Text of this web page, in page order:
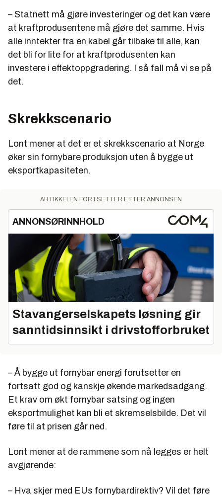
– Statnett må gjøre investeringer og det kan være
at kraftprodusentene må gjøre det samme. Hvis
alle inntekter fra en kabel går tilbake til alle, kan
det bli for lite for at kraftprodusenten kan
investere i effektoppgradering. I så fall må vi se på
det.
Skrekkscenario
Lont mener at det er et skrekkscenario at Norge
øker sin fornybare produksjon uten å bygge ut
eksportkapasiteten.
ARTIKKELEN FORTSETTER ETTER ANNONSEN
ANNONSØRINNHOLD
Stavangerselskapets løsning gir
sanntidsinnsikt i drivstofforbruket
– Å bygge ut fornybar energi forutsetter en
fortsatt god og kanskje økende markedsadgang.
Et krav om økt fornybar satsing og ingen
eksportmulighet kan bli et skremselsbilde. Det vil
føre til at prisen går ned.
Lont mener at de rammene som nå legges er helt
avgjørende:
– Hva skjer med EUs fornybardirektiv? Vil det føre